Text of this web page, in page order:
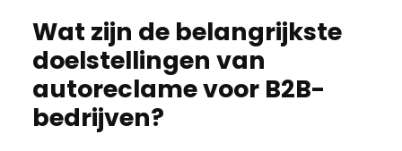
Wat zijn de belangrijkste
doelstellingen van
autoreclame voor B2B-
bedrijven?